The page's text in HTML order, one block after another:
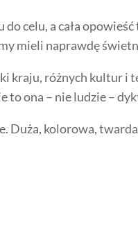
celu, a cała
mieli naprawdę
kraju, różnych kultur i
to ona – nie ludzie –
Duża, kolorowa,